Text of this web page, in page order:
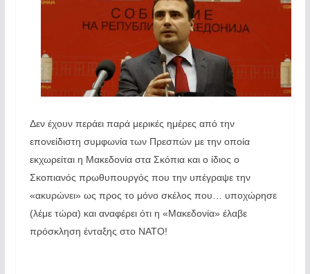
Δεν έχουν περάει παρά μερικές ημέρες από την
επονείδιστη συμφωνία των Πρεσπών με την οποία
εκχωρείται η Μακεδονία στα Σκόπια και ο ίδιος ο
Σκοπιανός πρωθυπουργός που την υπέγραψε την
«ακυρώνει» ως προς το μόνο σκέλος που… υποχώρησε
(λέμε τώρα) και αναφέρει ότι η «Μακεδονία» έλαβε
πρόσκληση ένταξης στο ΝΑΤΟ!